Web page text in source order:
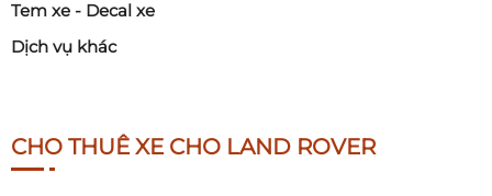
Tem xe - Decal xe
Dịch vụ khác
CHO THUÊ XE CHO LAND ROVER